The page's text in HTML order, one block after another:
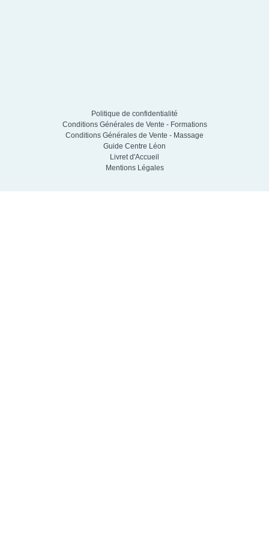
Politique de confidentialité
Conditions Générales de Vente - Formations
Conditions Générales de Vente - Massage
Guide Centre Léon
Livret d'Accueil
Mentions Légales